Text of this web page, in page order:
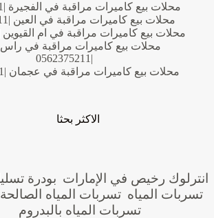
محلات بيع كاميرات مراقبة في الفجيرة |0562375211
محلات بيع كاميرات مراقبة في العين |0562375211
محلات بيع كاميرات مراقبة في ام القيوين
محلات بيع كاميرات مراقبة في راس
|0562375211
محلات بيع كاميرات مراقبة في عجمان |0562375211
الاكثر بحثا
انترلوك رخيص في الإمارات بودرة
تسربات المياه تسربات المياه
تسربات المياه بالبدروم